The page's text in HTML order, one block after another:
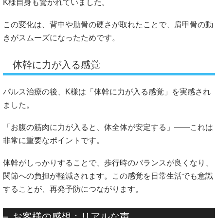
K様自身も驚かれていました。
この変化は、背中や肋骨の硬さが取れたことで、肩甲骨の動
きがスムーズになったためです。
体幹に力が入る感覚
パルス治療の後、K様は「体幹に力が入る感覚」を実感され
ました。
「お腹の筋肉に力が入ると、体全体が安定する」――これは
非常に重要なポイントです。
体幹がしっかりすることで、歩行時のバランスが良くなり、
関節への負担が軽減されます。この感覚を日常生活でも意識
することが、再発予防につながります。